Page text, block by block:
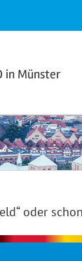
in Münster
oder